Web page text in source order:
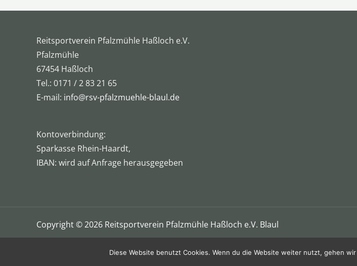
Reitsportverein Pfalzmühle Haßloch e.V.
Pfalzmühle
67454 Haßloch
Tel.: 0171 / 2 83 21 65
E-mail: info@rsv-pfalzmuehle-blaul.de
Kontoverbindung:
Sparkasse Rhein-Haardt,
IBAN: wird auf Anfrage herausgegeben
Copyright © 2026 Reitsportverein Pfalzmühle Haßloch e.V. Blaul
Diese Website benutzt Cookies. Wenn du die Website weiter nutzt, gehen